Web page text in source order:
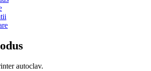
autoclav.